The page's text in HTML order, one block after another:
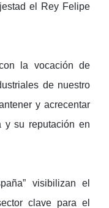
el Rey Felipe
la vocación de
de nuestro
y acrecentar
y su reputación en
visibilizan el
clave para el